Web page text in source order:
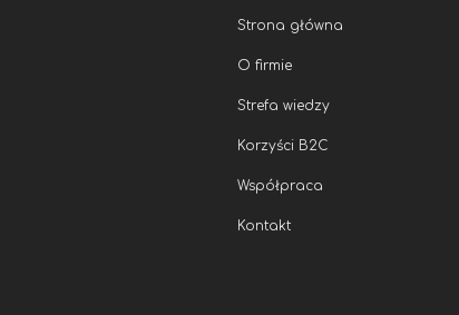
Strona główna
O firmie
Strefa wiedzy
Korzyści B2C
Współpraca
Kontakt